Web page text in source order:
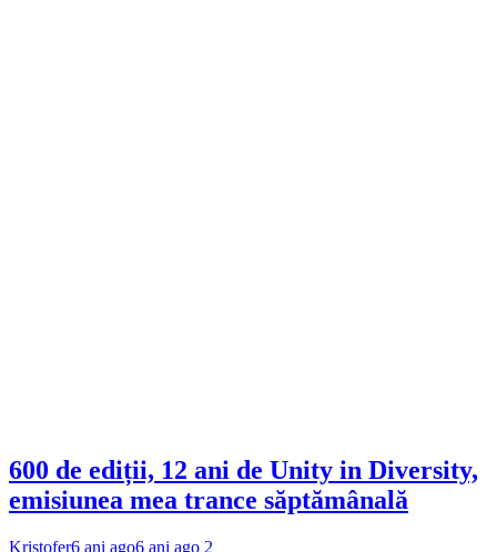
600 de ediții, 12 ani de Unity in Diversity,
emisiunea mea trance săptămânală
Kristofer6 ani ago6 ani ago 2